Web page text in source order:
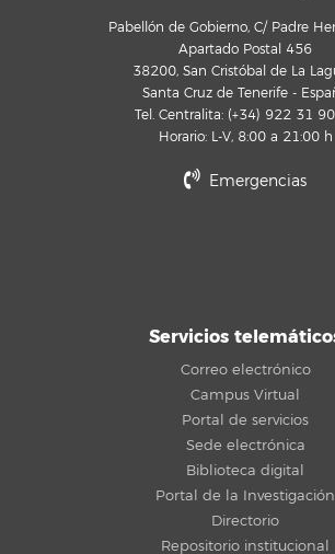
Pabellón de Gobierno, C/ Padre
Apartado Postal 456
38200, San Cristóbal de La
Santa Cruz de Tenerife -
Tel. Centralita: (+34) 922 31
Horario: L-V, 8:00 a 21:00 h
Emergencias
Servicios
Correo electrónico
Campus Virtual
Portal de servicios
Sede electrónica
Biblioteca digital
Portal de la Investigación
Directorio
Repositorio institucional